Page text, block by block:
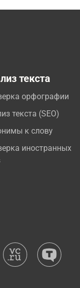
текста
орфографии
текста (SEO)
к слову
иностранных